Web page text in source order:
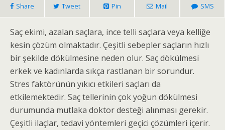
Share Tweet Pin Mail SMS
Saç ekimi, azalan saçlara, ince telli saçlara veya kelliğe
kesin çözüm olmaktadır. Çeşitli sebepler saçların hızlı
bir şekilde dökülmesine neden olur. Saç dökülmesi
erkek ve kadınlarda sıkça rastlanan bir sorundur.
Stres faktörünün yıkıcı etkileri saçları da
etkilemektedir. Saç tellerinin çok yoğun dökülmesi
durumunda mutlaka doktor desteği alınması gerekir.
Çeşitli ilaçlar, tedavi yöntemleri geçici çözümleri içerir.